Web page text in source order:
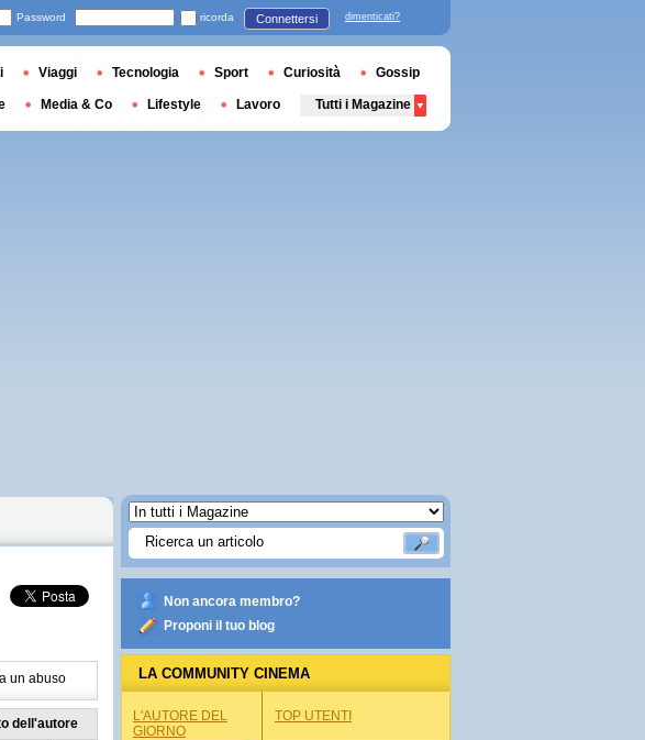
un abuso
dell'autore
Non ancora membro?
Proponi il tuo blog
LA COMMUNITY CINEMA
L'AUTORE DEL
GIORNO
TOP UTENTI
Password ricorda Connettersi dimenticati?
Viaggi Tecnologia Sport Curiosità Gossip
Media & Co Lifestyle Lavoro Tutti i Magazine